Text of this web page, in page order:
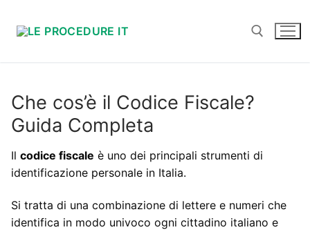
Che cos’è il Codice Fiscale?
Guida Completa
Il codice fiscale è uno dei principali strumenti di
identificazione personale in Italia.
Si tratta di una combinazione di lettere e numeri che
identifica in modo univoco ogni cittadino italiano e